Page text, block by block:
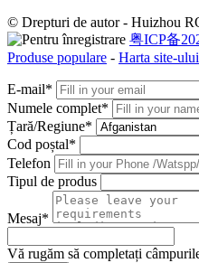
© Drepturi de autor - Huizhou
粤ICP备
Produse populare - Harta site-ului
E-mail*
Numele complet*
Țară/Regiune*
Cod poștal*
Telefon
Tipul de produs
Mesaj*
Vă rugăm să completați